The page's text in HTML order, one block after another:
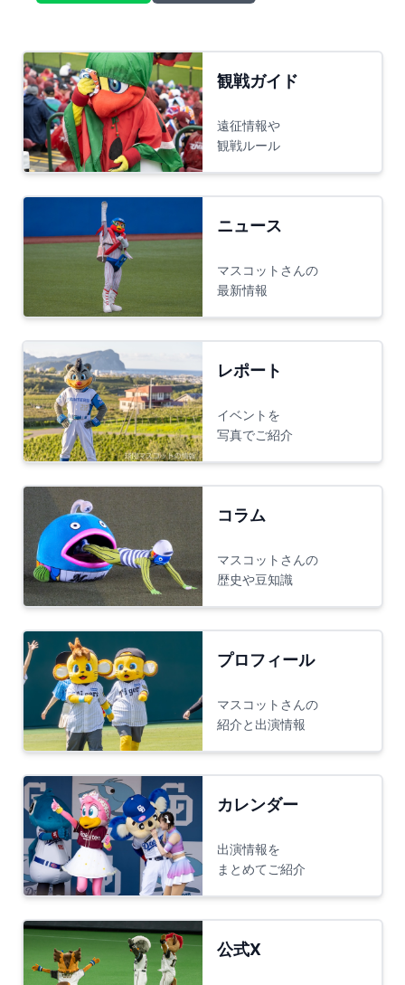
観戦ガイド
遠征情報や
観戦ルール
ニュース
マスコットさんの
最新情報
レポート
イベントを
写真でご紹介
コラム
マスコットさんの
歴史や豆知識
プロフィール
マスコットさんの
紹介と出演情報
カレンダー
出演情報を
まとめてご紹介
公式X